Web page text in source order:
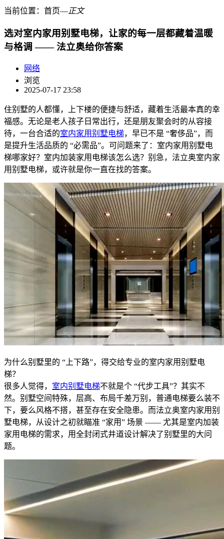
当前位置： 首页―正文
选对室内家用别墅电梯，让家的每一层都藏着温暖
与格调 —— 法立奥给你答案
网络
浏览
2025-07-17 23:58
住别墅的人都懂，上下楼的便捷与舒适，藏着生活最本真的幸
福感。无论是老人孩子日常出行，还是朋友聚会时的从容接
待，一台合适的室内家用别墅电梯，早已不是 “奢侈品”，而
是提升生活品质的 “必需品”。可问题来了：室内家用别墅电
梯哪家好？室内加装家用电梯该怎么选？别急，法立奥室内家
用别墅电梯，或许就是你一直在找的答案。
为什么别墅里的 “上下路”，得交给专业的室内家用别墅电
梯？
很多人觉得， 室内别墅电梯不就是个 “代步工具”？其实不
然。别墅空间特殊，层高、布局千差万别，普通电梯要么装不
下，要么风格不搭，甚至存在安全隐患。而法立奥室内家用别
墅电梯，从设计之初就瞄准 “家用” 场景 —— 尤其是室内加装
家用电梯的需求，用全封闭式井道设计解决了别墅里的大问
题。